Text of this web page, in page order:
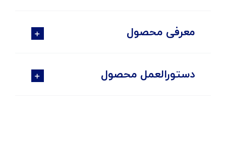
معرفی محصول
دستورالعمل محصول